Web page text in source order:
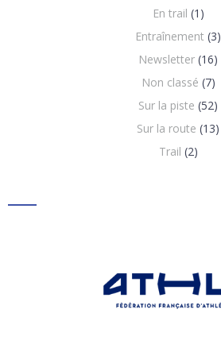
En trail (1)
Entraînement (3)
Newsletter (16)
Non classé (7)
Sur la piste (52)
Sur la route (13)
Trail (2)